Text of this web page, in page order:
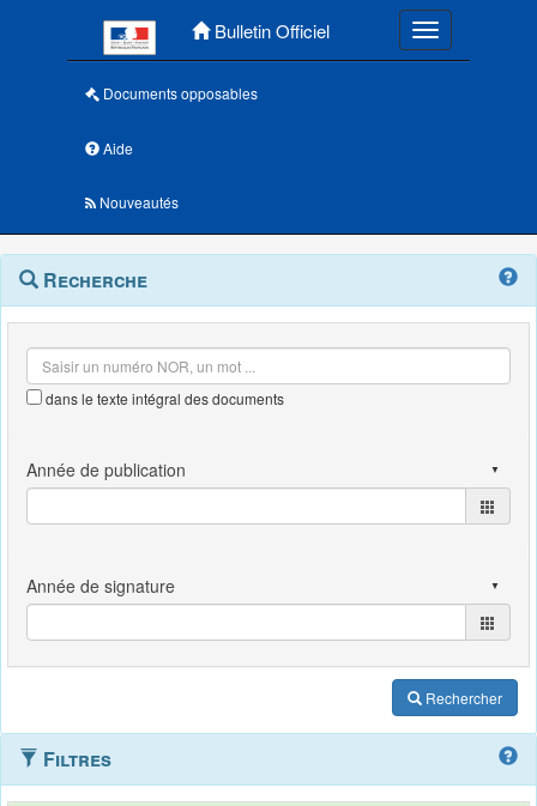
Bulletin Officiel Toggle
Documents opposables
Aide
Nouveautés
Navigation
outils
Menu
contextuel
Recherche
dans le texte intégral des documents
Rechercher
Filtres